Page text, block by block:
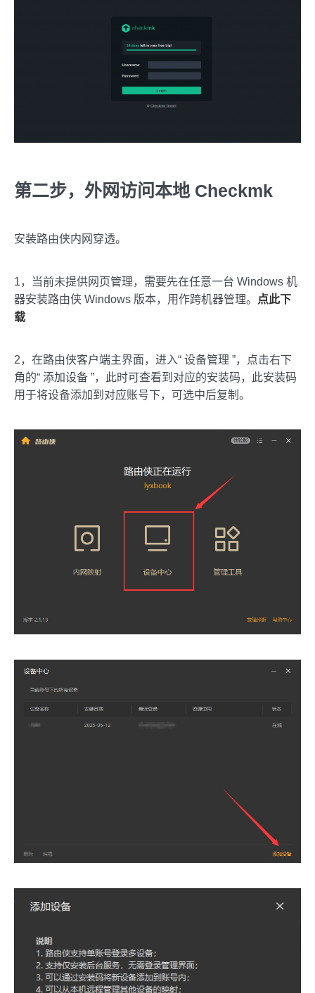
第二步，外网访问本地 Checkmk
安装路由侠内网穿透。
1，当前未提供网页管理，需要先在任意一台 Windows 机
器安装路由侠 Windows 版本，用作跨机器管理。
点此下
载
2，在路由侠客户端主界面，进入“ 设备管理 ”，点击右下
角的“ 添加设备 ”，此时可查看到对应的安装码，此安装码
用于将设备添加到对应账号下，可选中后复制。